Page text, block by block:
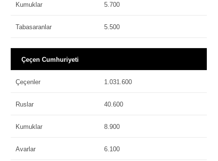
Kumuklar 5.700
Tabasaranlar 5.500
Çeçen Cumhuriyeti
Çeçenler 1.031.600
Ruslar 40.600
Kumuklar 8.900
Avarlar 6.100